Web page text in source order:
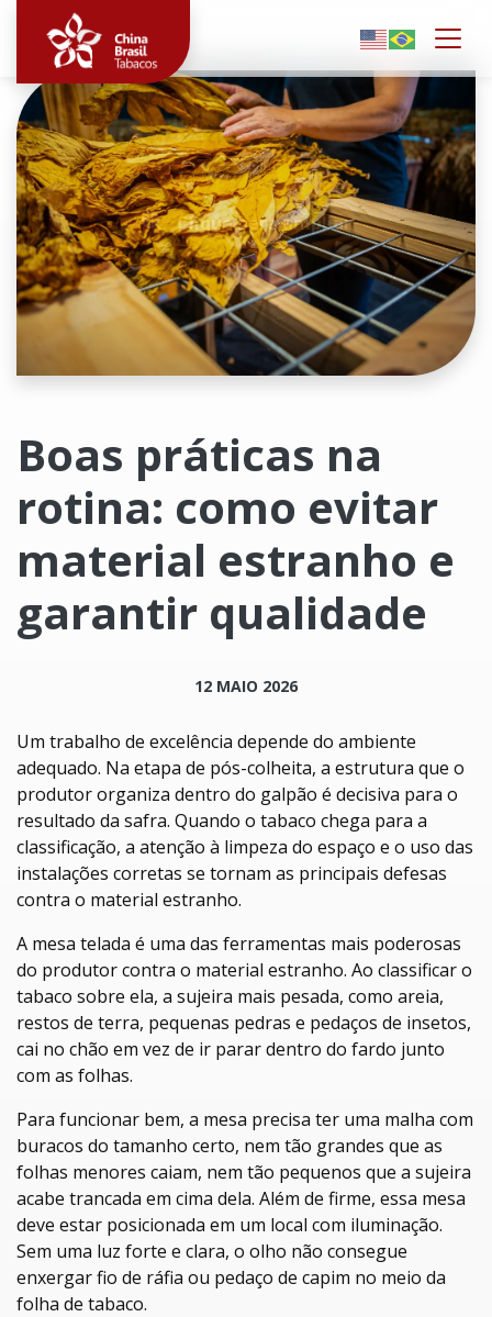
Clique para ampliar
Boas práticas na
rotina: como evitar
material estranho e
garantir qualidade
12 MAIO 2026
Um trabalho de excelência depende do ambiente
adequado. Na etapa de pós-colheita, a estrutura que o
produtor organiza dentro do galpão é decisiva para o
resultado da safra. Quando o tabaco chega para a
classificação, a atenção à limpeza do espaço e o uso das
instalações corretas se tornam as principais defesas
contra o material estranho.
A mesa telada é uma das ferramentas mais poderosas
do produtor contra o material estranho. Ao classificar o
tabaco sobre ela, a sujeira mais pesada, como areia,
restos de terra, pequenas pedras e pedaços de insetos,
cai no chão em vez de ir parar dentro do fardo junto
com as folhas.
Para funcionar bem, a mesa precisa ter uma malha com
buracos do tamanho certo, nem tão grandes que as
folhas menores caiam, nem tão pequenos que a sujeira
acabe trancada em cima dela. Além de firme, essa mesa
deve estar posicionada em um local com iluminação.
Sem uma luz forte e clara, o olho não consegue
enxergar fio de ráfia ou pedaço de capim no meio da
folha de tabaco.